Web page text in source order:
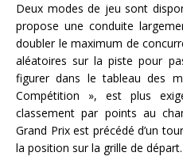
Deux modes de jeu sont
propose une conduite
doubler le maximum de
aléatoires sur la piste pour
figurer dans le tableau des
Compétition », est plus
classement par points au
Grand Prix est précédé d’un
la position sur la grille de départ.